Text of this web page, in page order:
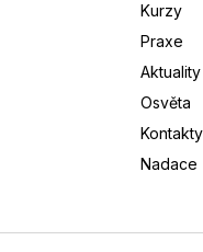
Kurzy
Praxe
Aktuality
Osvěta
Kontakty
Nadace